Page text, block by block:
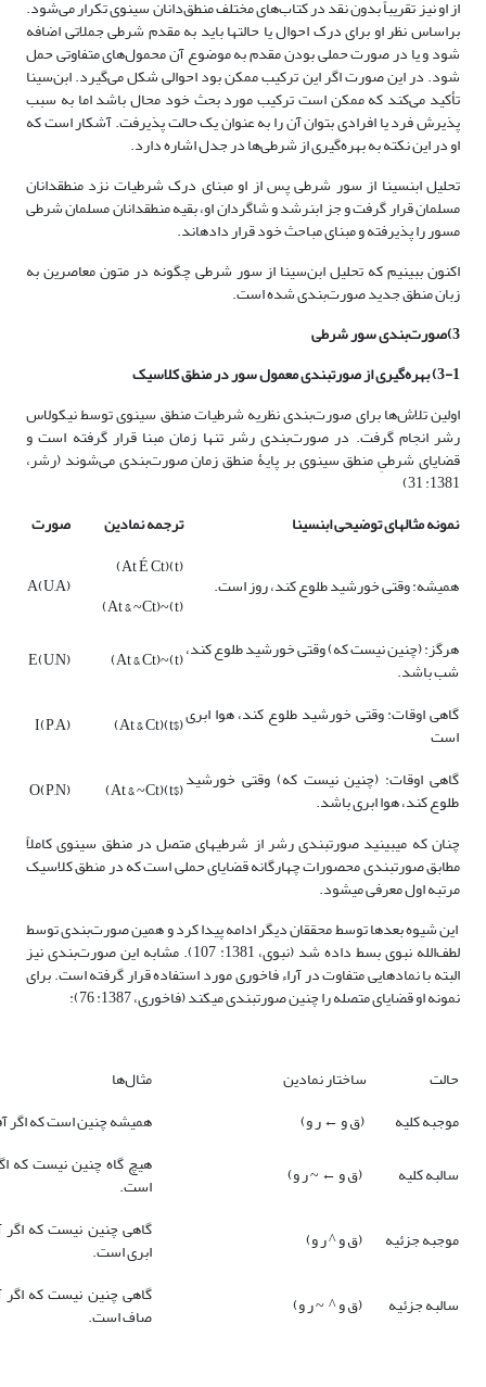
از او نیز تقریباً بدون نقد در کتاب‌های مختلف منطق‌دانان سینوی تکرار می‌شود.
براساس نظر او برای درک احوال یا حالت­ها باید به مقدم شرطی جملاتی اضافه
شود و یا در صورت حملی بودن مقدم به موضوع آن محمول‌های متفاوتی حمل
شود. در این صورت اگر این ترکیب ممکن بود احوالی شکل می‌گیرد. ابن‌سینا
تأکید می‌کند که ممکن است ترکیب مورد بحث خود محال باشد اما به سبب
پذیرش فرد یا افرادی بتوان آن را به عنوان یک حالت پذیرفت. آشکار است که
او در این نکته به بهره‌گیری از شرطی‌ها در جدل اشاره دارد.
تحلیل ابن­سینا از سور شرطی پس از او مبنای درک شرطیات نزد منطق­دانان
مسلمان قرار گرفت و جز ابن­رشد و شاگردان او، بقیه منطق­دانان مسلمان شرطی
مسور را پذیرفته و مبنای مباحث خود قرار داده­اند.
اکنون ببینیم که تحلیل ابن‌سینا از سور شرطی چگونه در متون معاصرین به
زبان منطق جدید صورت‌بندی شده است.
3)صورت‌بندی سور شرطی
3-1) بهره‌گیری از صورت­بندی معمول سور در منطق کلاسیک
اولین تلاش‌ها برای صورت‌بندی نظریه شرطیات منطق سینوی توسط نیکولاس
رشر انجام گرفت. در صورت‌بندی رشر تنها زمان مبنا قرار گرفته است و
قضایای شرطیِ منطق سینوی بر پایۀ منطق زمان صورت‌بندی می‌شوند (رشر،
1381: 31)
نمونه مثال­های توضیحی ابن­سینا
ترجمه نمادین صورت
همیشه: وقتی خورشید طلوع کند، روز است.
(t)(At É Ct)
(t)~(At & ~Ct)
A(U,A)
هرگز: (چنین نیست که) وقتی خورشید طلوع کند،
شب باشد. (t)~(At & Ct)
E(U,N)
گاهی اوقات: وقتی خورشید طلوع کند، هوا ابری
است ($t)(At & Ct)
I(P,A)
گاهی اوقات: (چنین نیست که) وقتی خورشید
طلوع کند، هوا ابری باشد. ($t)(At & ~Ct)
O(P,N)
چنان که می­بینید صورت­بندی رشر از شرطی­های متصل در منطق سینوی کاملاً
مطابق صورت­بندی محصورات چهارگانه قضایای حملی است که در منطق کلاسیک
مرتبه اول معرفی می­شود.
این شیوه بعدها توسط محققان دیگر ادامه پیدا کرد و همین صورت‌بندی توسط
لطف‌الله نبوی بسط داده شد (نبوی، 1381: 107). مشابه این صورت‌بندی نیز
البته با نمادهایی متفاوت در آراء فاخوری مورد استفاده قرار گرفته است. برای
نمونه او قضایای متصله را چنین صورت­بندی می­کند (فاخوری، 1387: 76):
حالت ساختار نمادین
مثال‌ها
موجبه کلیه
(ق و ← ر و)
همیشه چنین است که اگر
سالبه کلیه
(ق و ← ~ ر و) هیچ گاه چنین نیست که
است.
موجبه جزئیه
(ق و ^ ر و) گاهی چنین نیست که اگر
ابری است.
سالبه جزئیه
(ق و ^ ~ ر و) گاهی چنین نیست که اگر
صاف است.